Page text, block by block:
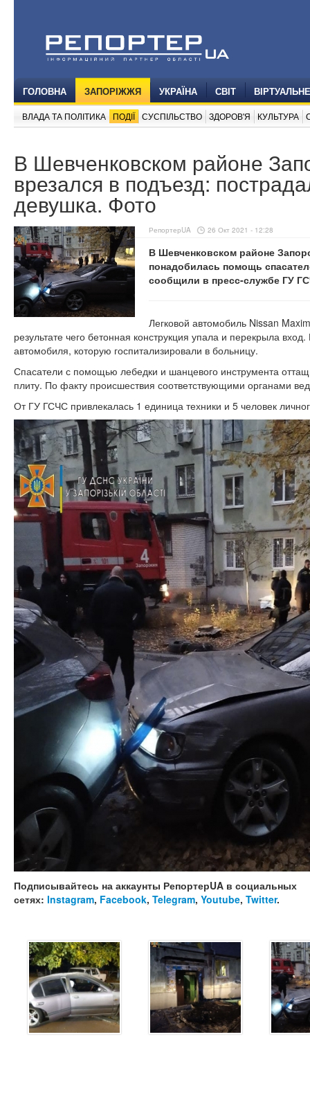
ГОЛОВНА ЗАПОРІЖЖЯ УКРАЇНА СВІТ
ВЛАДА ТА ПОЛІТИКА ПОДІЇ СУСПІЛЬСТВО ЗДОРОВ'Я КУЛЬТУРА
В Шевченковском районе
врезался в подъезд:
девушка. Фото
РепортерUA 26 Окт 2021 - 12:28
В Шевченковском районе
понадобилась помощь
сообщили в пресс-службе ГУ
Легковой автомобиль Nissan
результате чего бетонная конструкция упала и перекрыла
автомобиля, которую госпитализировали в больницу.
Спасатели с помощью лебедки и шанцевого инструмента
плиту. По факту происшествия соответствующими органами
От ГУ ГСЧС привлекалась 1 единица техники и 5 человек
Подписывайтесь на аккаунты РепортерUA в социальных
сетях: Instagram, Facebook, Telegram, Youtube, Twitter.